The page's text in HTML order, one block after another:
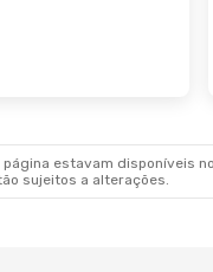
estavam disponíveis
sujeitos a alterações.